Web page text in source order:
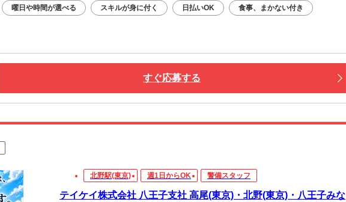
曜日や時間が選べる スキルが身に付く 日払いOK 食事、まかない付き
すぐ応募する
北野駅(東京) 週1日からOK 警備スタッフ
テイケイ株式会社 八王子支社 高尾(東京)・北野(東京)・八王子みな